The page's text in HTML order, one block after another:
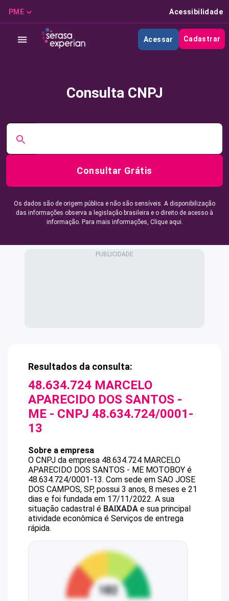
PME Acessibilidade
Acessar Cadastrar
Consulta CNPJ
Consultar Grátis
Os dados são de origem pública e não são sensíveis. A disponibilização
das informações observa a legislação brasileira e o direito de acesso à
informação. Para mais informações, Clique aqui.
Resultados da consulta:
48.634.724 MARCELO
APARECIDO DOS SANTOS -
ME - CNPJ 48.634.724/0001-
13
Sobre a empresa
O CNPJ da empresa 48.634.724 MARCELO
APARECIDO DOS SANTOS - ME MOTOBOY é
48.634.724/0001-13. Com sede em SAO JOSE
DOS CAMPOS, SP, possui 3 anos, 8 meses e 21
dias e foi fundada em 17/11/2022. A sua
situação cadastral é BAIXADA e sua principal
atividade econômica é Serviços de entrega
rápida.